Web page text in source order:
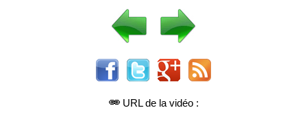
URL de la vidéo :